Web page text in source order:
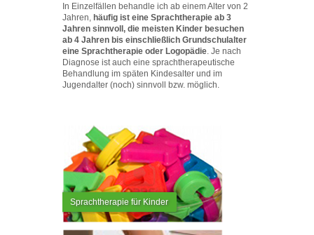
In Einzelfällen behandle ich ab einem Alter von 2
Jahren, häufig ist eine Sprachtherapie ab 3
Jahren sinnvoll, die meisten Kinder besuchen
ab 4 Jahren bis einschließlich Grundschulalter
eine Sprachtherapie oder Logopädie . Je nach
Diagnose ist auch eine sprachtherapeutische
Behandlung im späten Kindesalter und im
Jugendalter (noch) sinnvoll bzw. möglich.
Sprachtherapie für Kinder